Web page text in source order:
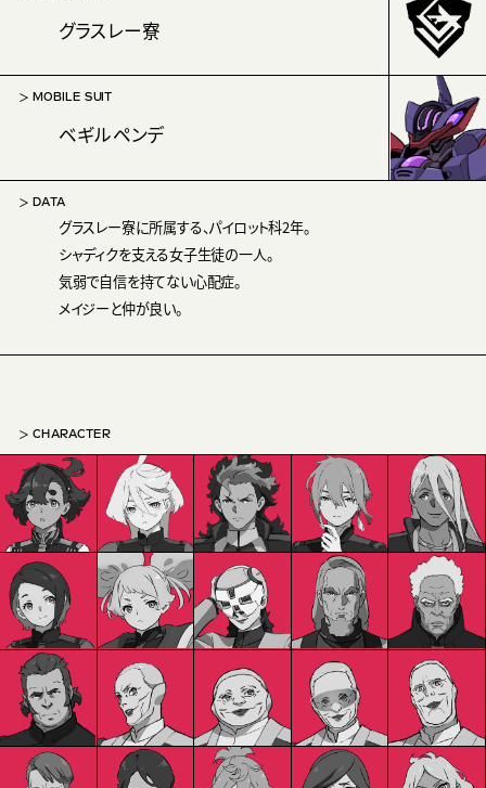
グラスレー寮
MOBILE SUIT
ベギルペンデ
DATA
グラスレー寮に所属する、パイロット科2年。
シャディクを支える女子生徒の一人。
気弱で自信を持てない心配症。
メイジーと仲が良い。
CHARACTER